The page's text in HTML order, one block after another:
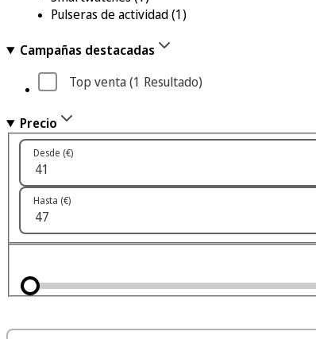
Pulseras de actividad(1)
Campañas destacadas
Top venta (1 Resultado)
Precio
Desde (€)
Hasta (€)